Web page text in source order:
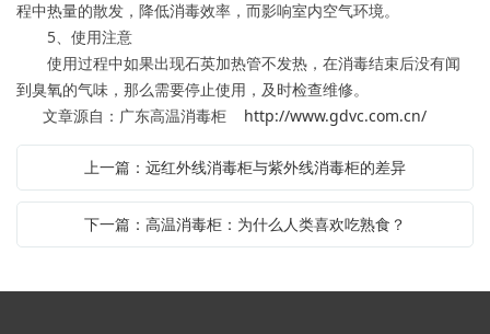
程中热量的散发，降低消毒效率，而影响室内空气环境。
5、使用注意
使用过程中如果出现石英加热管不发热，在消毒结束后没有闻
到臭氧的气味，那么需要停止使用，及时检查维修。
文章源自：广东高温消毒柜 http://www.gdvc.com.cn/
上一篇：远红外线消毒柜与紫外线消毒柜的差异
下一篇：高温消毒柜：为什么人类喜欢吃熟食？